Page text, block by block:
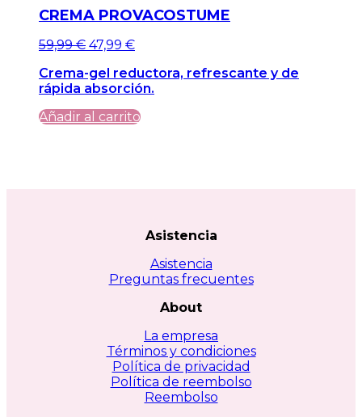
CREMA PROVACOSTUME
El
original
era:
59,99 €.
59,99€El
actual
es:
59,99 €.
47,99 €
Crema-gel reductora, refrescante y de
rápida absorción.
Añadir al carrito
Asistencia
Asistencia
Preguntas frecuentes
About
La empresa
Términos y condiciones
Política de privacidad
Política de reembolso
Reembolso